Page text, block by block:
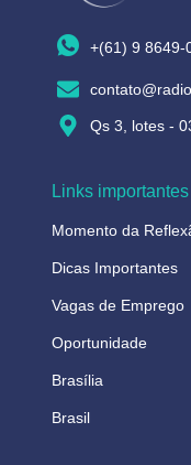
+(61) 9 8649-
Qs 3, lotes -
Links importantes
Momento da
Dicas Importantes
Vagas de Emprego
Oportunidade
Brasília
Brasil